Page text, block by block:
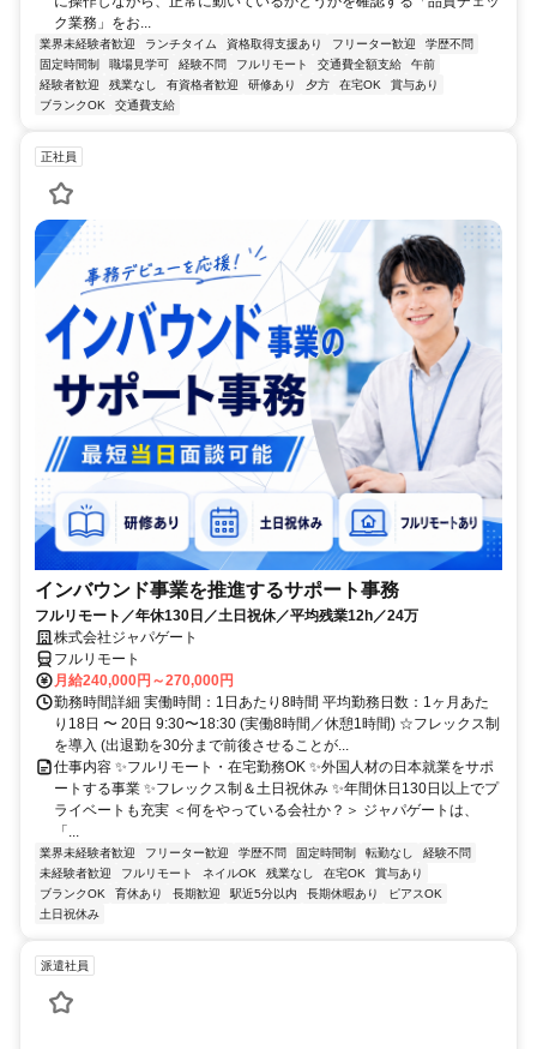
ク業務」をお...
業界未経験者歓迎 ランチタイム 資格取得支援あり フリーター歓迎
学歴不問
固定時間制
職場見学可 経験不問 フルリモート 交通費全額支給
午前
経験者歓迎
残業なし 有資格者歓迎 研修あり 夕方 在宅OK
賞与あり
ブランクOK
交通費支給
正社員
インバウンド事業を推進するサポート事務
フルリモート／年休130日／土日祝休／平均残業12h／24万
株式会社ジャパゲート
フルリモート
月給240,000円～270,000円
勤務時間詳細 実働時間：1日あたり8時間 平均勤務日数：1ヶ月あた
り18日 〜 20日 9:30〜18:30 (実働8時間／休憩1時間) ☆フレックス制
を導入 (出退勤を30分まで前後させることが...
仕事内容 ✨フルリモート・在宅勤務OK ✨外国人材の日本就業をサポ
ートする事業 ✨フレックス制＆土日祝休み ✨年間休日130日以上でプ
ライベートも充実 ＜何をやっている会社か？＞ ジャパゲートは、
「...
業界未経験者歓迎 フリーター歓迎 学歴不問 固定時間制 転勤なし
経験不問
未経験者歓迎
フルリモート ネイルOK 残業なし 在宅OK
賞与あり
ブランクOK
育休あり 長期歓迎 駅近5分以内 長期休暇あり
ピアスOK
土日祝休み
派遣社員